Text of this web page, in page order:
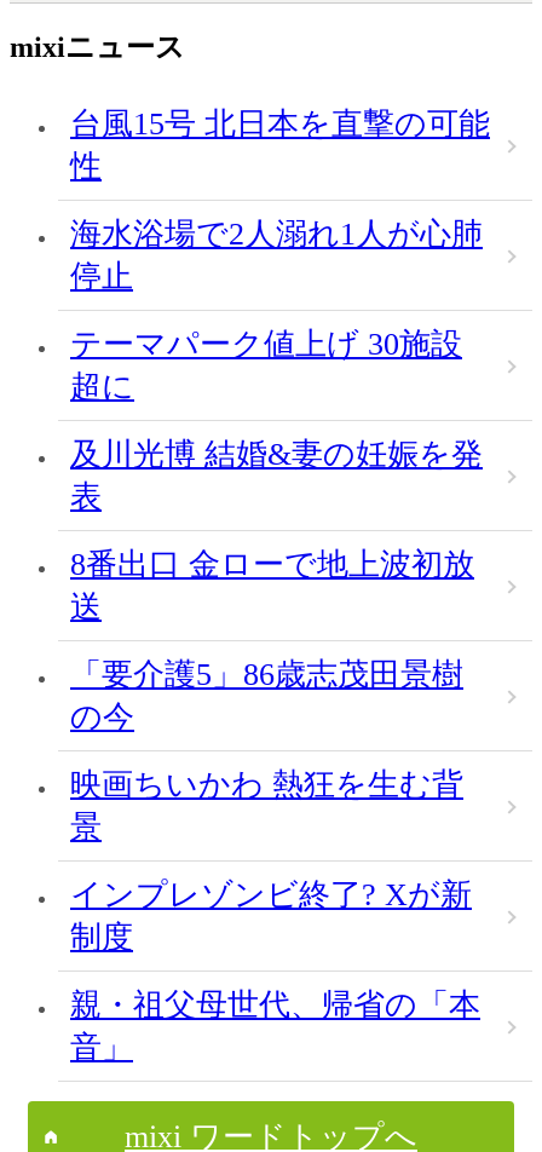
mixiニュース
台風15号 北日本を直撃の可能
性
海水浴場で2人溺れ1人が心肺
停止
テーマパーク値上げ 30施設
超に
及川光博 結婚&妻の妊娠を発
表
8番出口 金ローで地上波初放
送
「要介護5」86歳志茂田景樹
の今
映画ちいかわ 熱狂を生む背
景
インプレゾンビ終了? Xが新
制度
親・祖父母世代、帰省の「本
音」
mixi ワードトップへ